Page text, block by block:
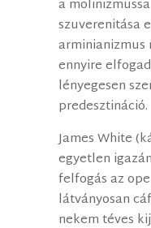
a
szuverenitása
ennyire
lényegesen
predesztináció.
James White
egyetlen
felfogás az
látványosan
nekem téves